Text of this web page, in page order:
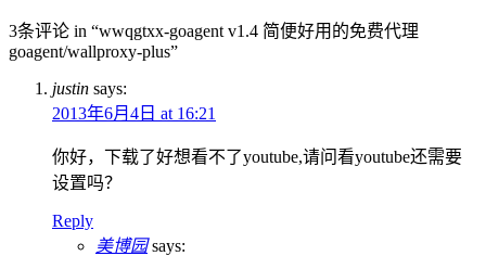
3条评论 in “wwqgtxx-goagent v1.4 简便好用的免费代理
goagent/wallproxy-plus”
justin says:
2013年6月4日 at 16:21
你好，下载了好想看不了youtube,请问看youtube还需要
设置吗？
Reply
美博园 says: